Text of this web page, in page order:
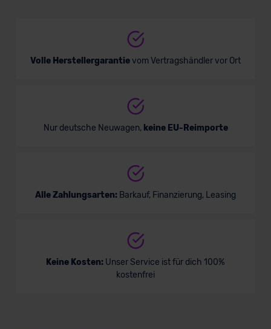
Volle Herstellergarantievom Vertragshändler vor Ort
Nur deutsche Neuwagen, keine EU-Reimporte
Alle Zahlungsarten: Barkauf, Finanzierung, Leasing
Keine Kosten: Unser Service ist für dich 100%
kostenfrei